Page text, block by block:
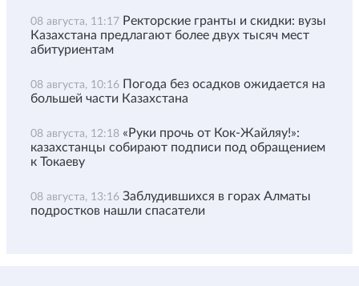
08 августа, 11:17 Ректорские гранты и скидки: вузы
Казахстана предлагают более двух тысяч мест
абитуриентам
08 августа, 10:16 Погода без осадков ожидается на
большей части Казахстана
08 августа, 12:18 «Руки прочь от Кок-Жайляу!»:
казахстанцы собирают подписи под обращением
к Токаеву
08 августа, 13:16 Заблудившихся в горах Алматы
подростков нашли спасатели